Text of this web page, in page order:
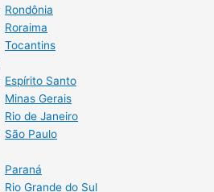
Rondônia
Roraima
Tocantins
Espírito Santo
Minas Gerais
Rio de Janeiro
São Paulo
Paraná
Rio Grande do Sul